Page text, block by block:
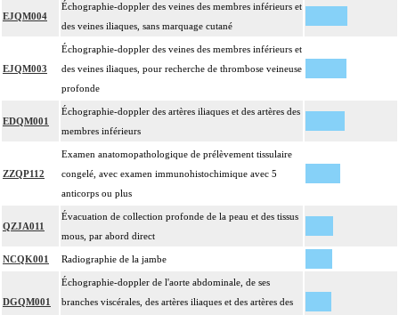
EJQM004
Échographie-doppler des veines des membres inférieurs et
des veines iliaques, sans marquage cutané
EJQM003
Échographie-doppler des veines des membres inférieurs et
des veines iliaques, pour recherche de thrombose veineuse
profonde
EDQM001
Échographie-doppler des artères iliaques et des artères des
membres inférieurs
ZZQP112
Examen anatomopathologique de prélèvement tissulaire
congelé, avec examen immunohistochimique avec 5
anticorps ou plus
QZJA011
Évacuation de collection profonde de la peau et des tissus
mous, par abord direct
NCQK001 Radiographie de la jambe
DGQM001
Échographie-doppler de l'aorte abdominale, de ses
branches viscérales, des artères iliaques et des artères des